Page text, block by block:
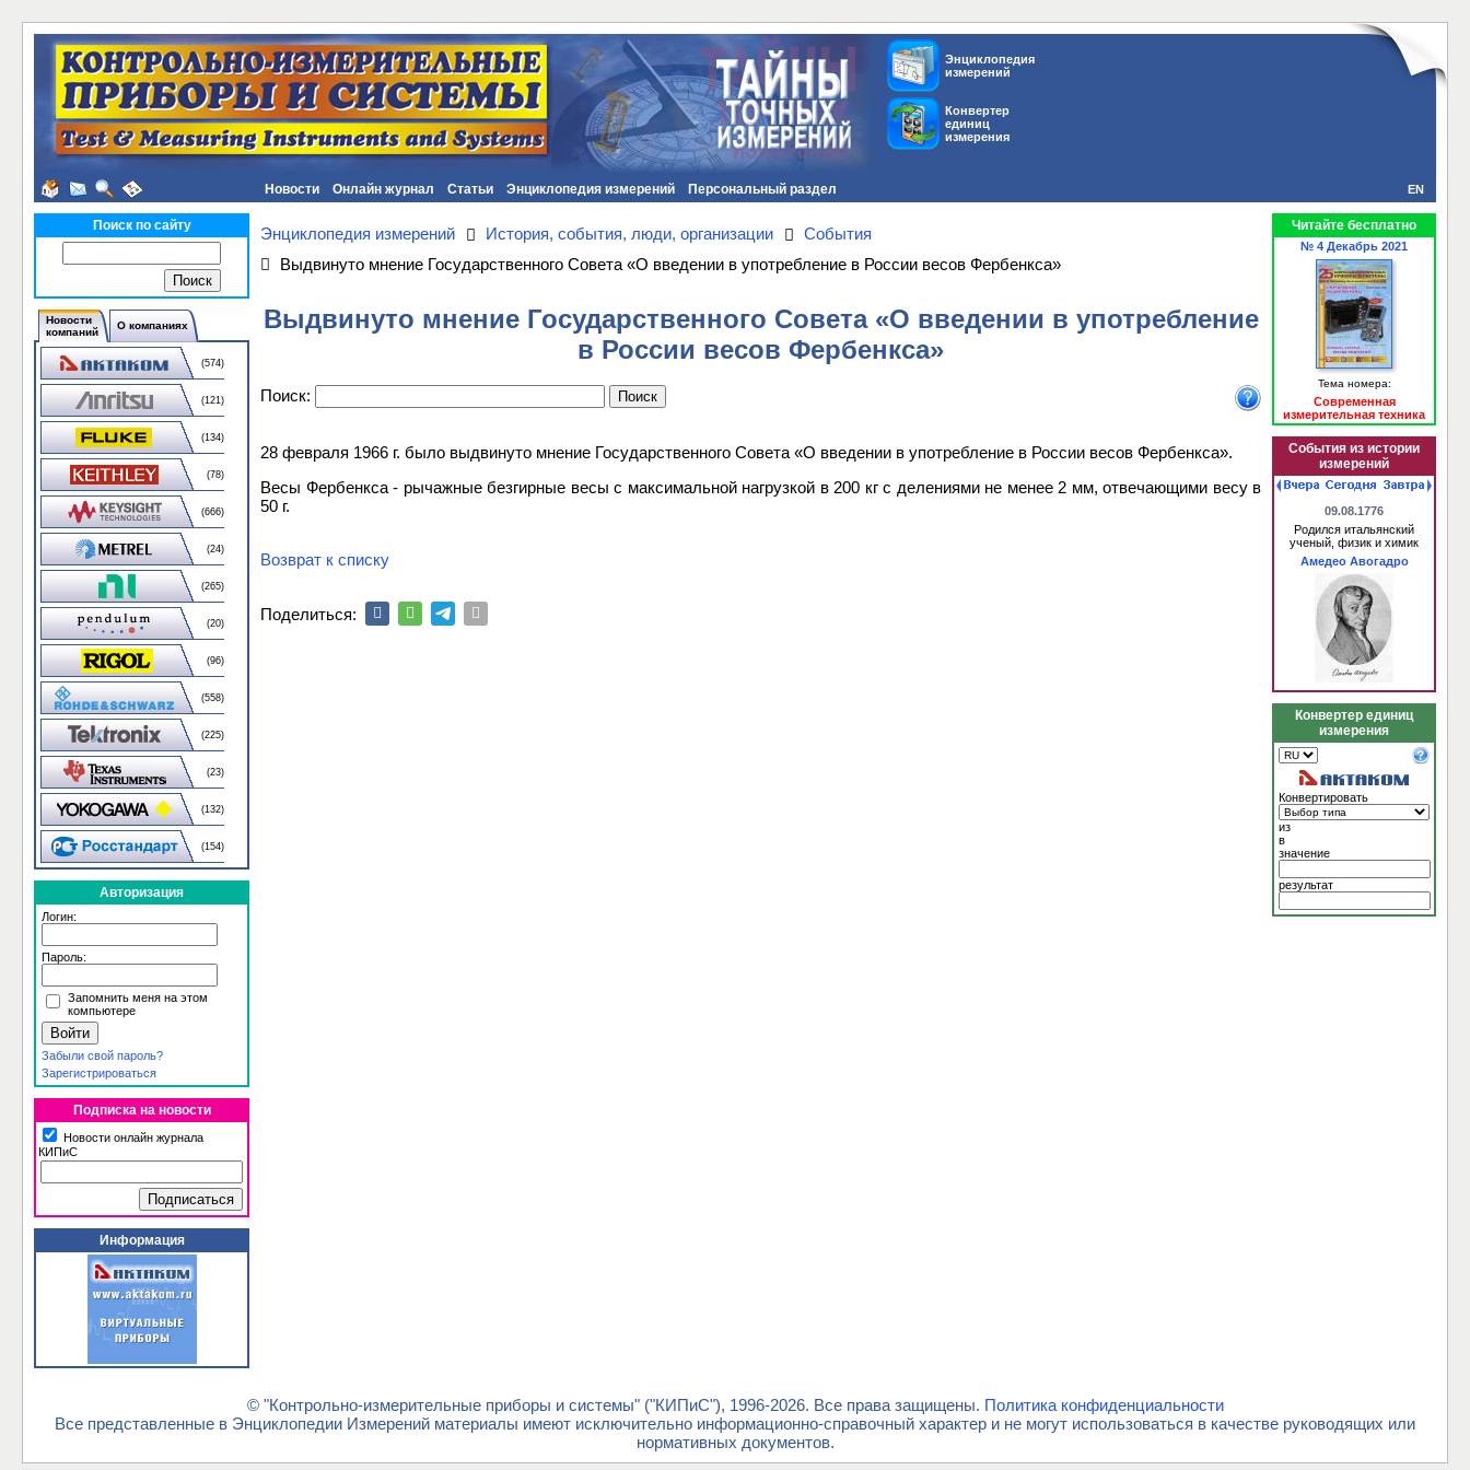
Энциклопедия
измерений
Конвертер
единиц
измерения
Новости Онлайн журнал Статьи Энциклопедия измерений Персональный раздел EN
Поиск по сайту
Новости
компаний
О компаниях
(574)
(121)
(134)
(78)
(666)
(24)
(265)
(20)
(96)
(558)
(225)
(23)
(132)
(154)
Авторизация
Логин:
Пароль:
Запомнить меня на этом
компьютере
Забыли свой пароль?
Зарегистрироваться
Подписка на новости
Новости онлайн журнала
КИПиС
Информация
Энциклопедия измерений История, события, люди, организации
События
Выдвинуто мнение Государственного Совета «О введении в употребление в России весов Фербенкса»
Выдвинуто мнение Государственного Совета «О введении в употребление
в России весов Фербенкса»
Поиск:
28 февраля 1966 г. было выдвинуто мнение Государственного Совета «О введении в употребление в России весов Фербенкса».
Весы Фербенкса - рычажные безгирные весы с максимальной нагрузкой в 200 кг с делениями не менее 2 мм, отвечающими весу в
50 г.
Возврат к списку
Поделиться:
Читайте бесплатно
№ 4 Декабрь 2021
Тема номера:
Современная
измерительная техника
События из истории
измерений
09.08.1776
Родился итальянский
ученый, физик и химик
Амедео Авогадро
Конвертер единиц
измерения
Конвертировать
из
в
значение
результат
© "Контрольно-измерительные приборы и системы" ("КИПиС"), 1996-2026. Все права защищены. Политика конфиденциальности
Все представленные в Энциклопедии Измерений материалы имеют исключительно информационно-справочный характер и не могут использоваться в качестве руководящих или
нормативных документов.